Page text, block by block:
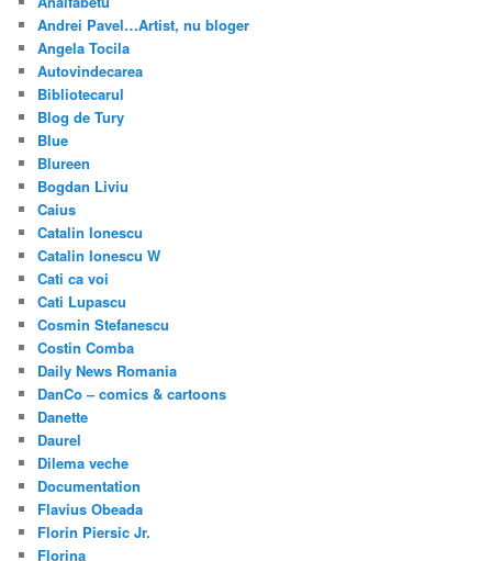
Andrei Pavel…Artist, nu bloger
Angela Tocila
Autovindecarea
Bibliotecarul
Blog de Tury
Blue
Blureen
Bogdan Liviu
Caius
Catalin Ionescu
Catalin Ionescu W
Cati ca voi
Cati Lupascu
Cosmin Stefanescu
Costin Comba
Daily News Romania
DanCo – comics & cartoons
Danette
Daurel
Dilema veche
Documentation
Flavius Obeada
Florin Piersic Jr.
Florina